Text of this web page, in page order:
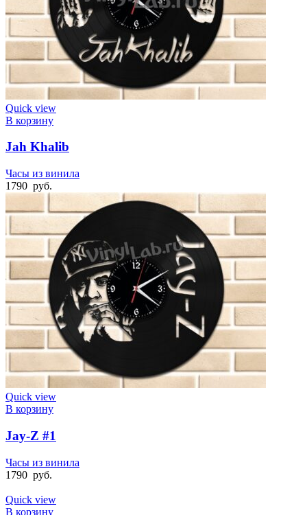
Quick view
В корзину
Jah Khalib
Часы из винила
1790 руб.
Quick view
В корзину
Jay-Z #1
Часы из винила
1790 руб.
Quick view
В корзину